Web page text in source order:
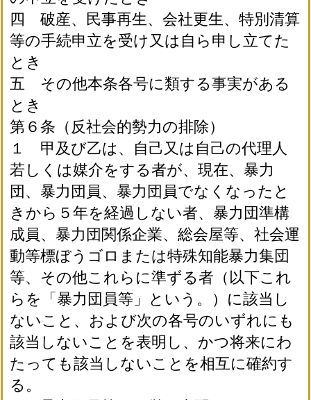
四 破産、民事再生、会社更生、特別清算
等の手続申立を受け又は自ら申し立てた
とき
五 その他本条各号に類する事実がある
とき
第６条（反社会的勢力の排除）
１ 甲及び乙は、自己又は自己の代理人
若しくは媒介をする者が、現在、暴力
団、暴力団員、暴力団員でなくなったと
きから５年を経過しない者、暴力団準構
成員、暴力団関係企業、総会屋等、社会運
動等標ぼうゴロまたは特殊知能暴力集団
等、その他これらに準ずる者（以下これ
らを「暴力団員等」という。）に該当し
ないこと、および次の各号のいずれにも
該当しないことを表明し、かつ将来にわ
たっても該当しないことを相互に確約す
る。